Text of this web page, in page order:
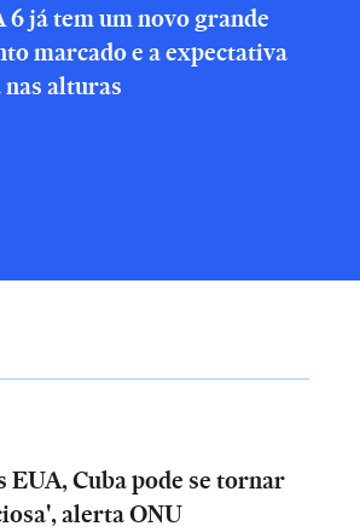
6 já tem um novo grande
marcado e a expectativa
nas alturas
EUA, Cuba pode se tornar
alerta ONU